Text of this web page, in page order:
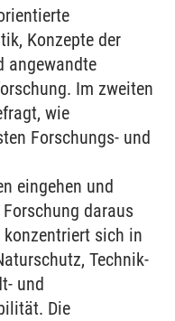
Konzepte der
angewandte
Im zweiten
wie
Forschungs- und
eingehen und
daraus
konzentriert sich in
Technik-
und
Die